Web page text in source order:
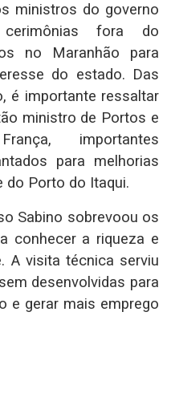
ministros do governo
fora do
no Maranhão para
do estado. Das
é importante ressaltar
ministro de Portos e
importantes
para melhorias
do Porto do Itaqui.
Sabino sobrevoou os
conhecer a riqueza e
A visita técnica serviu
desenvolvidas para
e gerar mais emprego